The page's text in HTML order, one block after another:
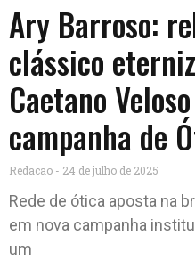
Ary Barroso:
clássico
Caetano
campanha de
Redacao 24 de julho de 2025
Rede de ótica aposta na
em nova campanha
um